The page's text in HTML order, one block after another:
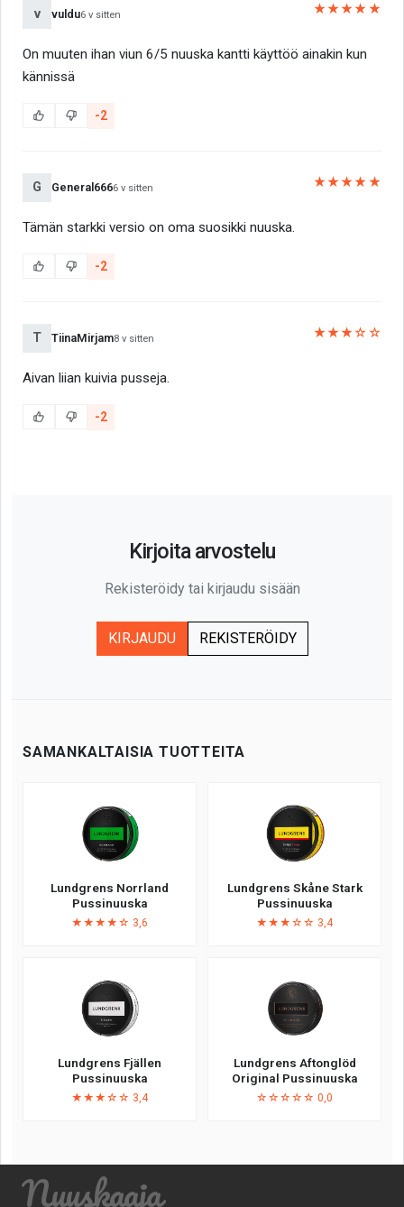
v vuldu6 v sitten ★★★★★
On muuten ihan viun 6/5 nuuska kantti käyttöö ainakin kun
kännissä
-2
G General6666 v sitten ★★★★★
Tämän starkki versio on oma suosikki nuuska.
-2
T TiinaMirjam8 v sitten ★★★☆☆
Aivan liian kuivia pusseja.
-2
Kirjoita arvostelu
Rekisteröidy tai kirjaudu sisään
KIRJAUDU REKISTERÖIDY
SAMANKALTAISIA TUOTTEITA
Lundgrens Norrland
Pussinuuska
★★★★☆ 3,6
Lundgrens Skåne Stark
Pussinuuska
★★★☆☆ 3,4
Lundgrens Fjällen
Pussinuuska
★★★☆☆ 3,4
Lundgrens Aftonglöd
Original Pussinuuska
☆☆☆☆☆ 0,0
Nuuskaaja